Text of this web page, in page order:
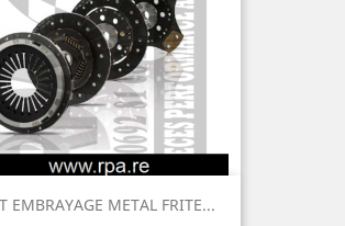
EMBRAYAGE METAL FRITE...